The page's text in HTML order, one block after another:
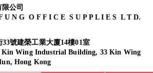
公司
U N G O F F I C E S U P P L I E S L T D.
號建榮工業大廈14樓01室
Kin Wing Industrial Building, 33 Kin Wing
Hong Kong